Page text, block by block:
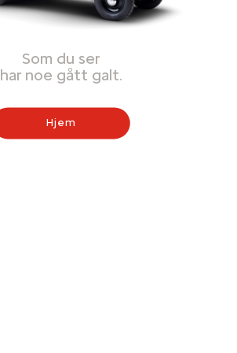
Som du ser
har noe gått galt.
Hjem